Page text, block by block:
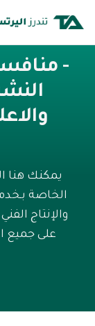
-
يمكنك هنا
الخاصة
والإنتاج
على جميع